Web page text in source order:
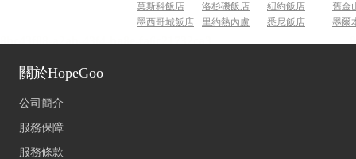
莫斯科飯店
洛杉磯飯店 紐約飯店
舊金
墨西哥城飯店
里約熱內盧飯店 悉尼飯店 墨爾
關於HopeGoo
公司簡介
服務保障
服務條款